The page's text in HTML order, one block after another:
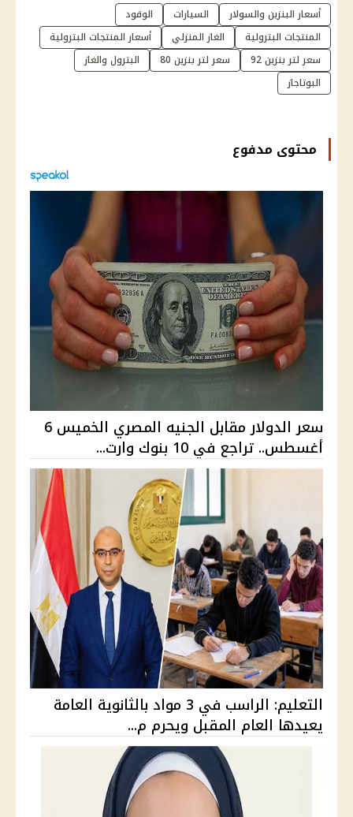
أسعار البنزين والسولار السيارات
الوقود
المنتجات البترولية
الغاز المنزلي
أسعار المنتجات البترولية
سعر لتر بنزين 92
سعر لتر بنزين 80
البترول والغاز
البوتاجاز
محتوى مدفوع
سعر الدولار مقابل الجنيه المصري الخميس 6
أغسطس.. تراجع في 10 بنوك وارت...
التعليم: الراسب في 3 مواد بالثانوية العامة
يعيدها العام المقبل ويحرم م...